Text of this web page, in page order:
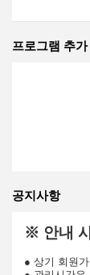
프로그램 추가
공지사항
※ 안내
● 상기 회원